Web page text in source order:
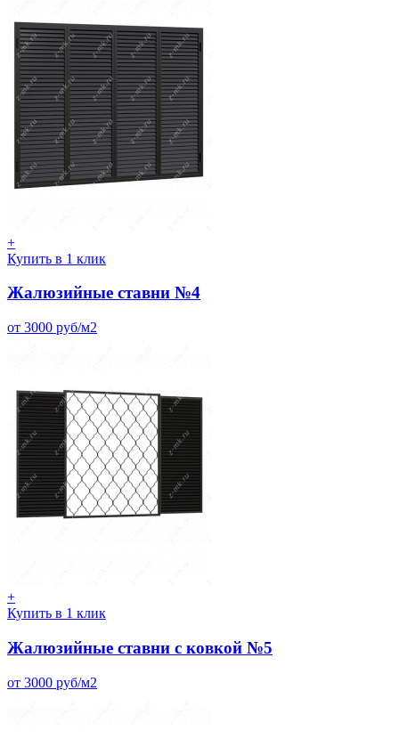
+
Купить в 1 клик
Жалюзийные ставни №4
от 3000 руб/м2
+
Купить в 1 клик
Жалюзийные ставни с ковкой №5
от 3000 руб/м2